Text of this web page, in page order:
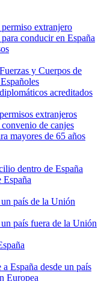
extranjero
conducir en España
y Cuerpos de
acreditados
extranjeros
convenio de canjes
mayores de 65 años
dentro de España
España
país de la Unión
país fuera de la Unión
a España desde un país
Europea